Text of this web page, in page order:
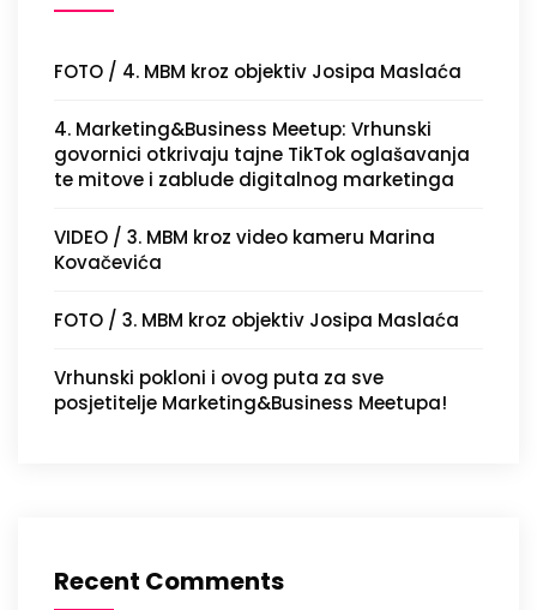
FOTO / 4. MBM kroz objektiv Josipa Maslaća
4. Marketing&Business Meetup: Vrhunski
govornici otkrivaju tajne TikTok oglašavanja
te mitove i zablude digitalnog marketinga
VIDEO / 3. MBM kroz video kameru Marina
Kovačevića
FOTO / 3. MBM kroz objektiv Josipa Maslaća
Vrhunski pokloni i ovog puta za sve
posjetitelje Marketing&Business Meetupa!
Recent Comments